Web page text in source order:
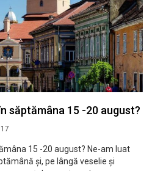
săptămâna 15 -20 august?
15 -20 august? Ne-am luat
și, pe lângă veselie și